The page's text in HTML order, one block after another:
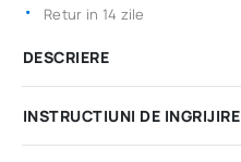
Retur in 14 zile
DESCRIERE
INSTRUCTIUNI DE INGRIJIRE